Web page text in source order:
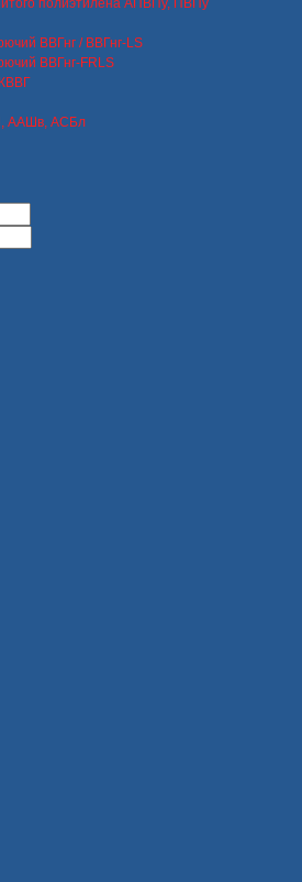
полиэтилена АПВПу, ПВПу
ВВГнг / ВВГнг-LS
ВВГнг-FRLS
ААШв, АСБл